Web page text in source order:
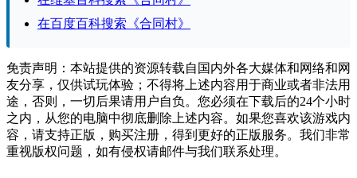
在百度百科搜索《合同村》
免责声明：本站提供的资源转载自国内外各大媒体和网络和网
友分享，仅供试玩体验；不得将上述内容用于商业或者非法用
途，否则，一切后果请用户自负。您必须在下载后的24个小时
之内，从您的电脑中彻底删除上述内容。如果您喜欢该游戏内
容，请支持正版，购买注册，得到更好的正版服务。我们非常
重视版权问题，如有侵权请邮件与我们联系处理。